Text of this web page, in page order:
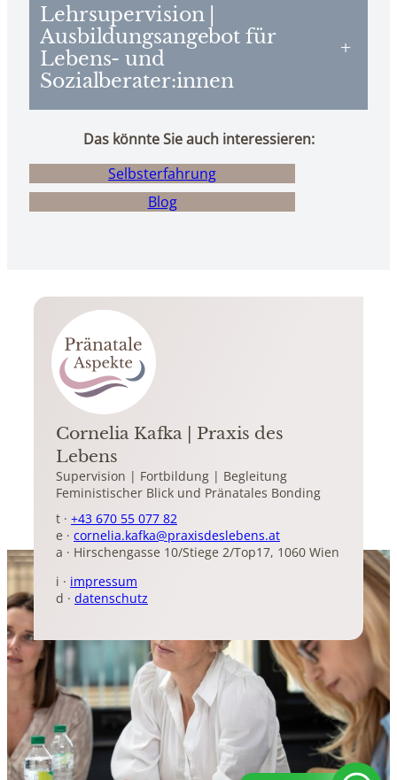
Lehrsupervision |
Ausbildungsangebot für
Lebens- und
Sozialberater:innen
+
Das könnte Sie auch interessieren:
Selbsterfahrung
Blog
Cornelia Kafka | Praxis des
Lebens
Supervision | Fortbildung | Begleitung
Feministischer Blick und Pränatales Bonding
t · +43 670 55 077 82
e · cornelia.kafka@praxisdeslebens.at
a · Hirschengasse 10/Stiege 2/Top17, 1060 Wien
i · impressum
d · datenschutz